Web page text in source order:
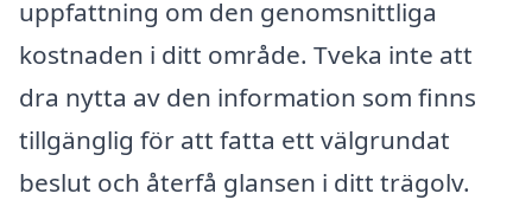
uppfattning om den genomsnittliga
kostnaden i ditt område. Tveka inte att
dra nytta av den information som finns
tillgänglig för att fatta ett välgrundat
beslut och återfå glansen i ditt trägolv.